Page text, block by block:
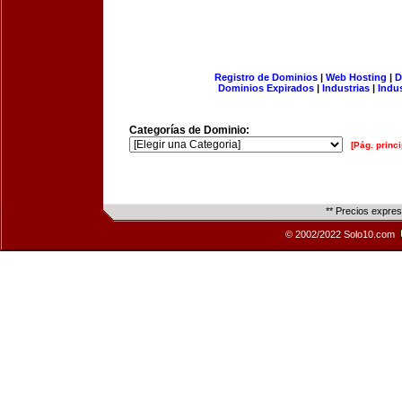
Registro de Dominios| Web Hosting |
Dominios Expirados | Industrias |
Categorías de Dominio:
[Pág.
** Precios
© 2002/2022 Solo10.com